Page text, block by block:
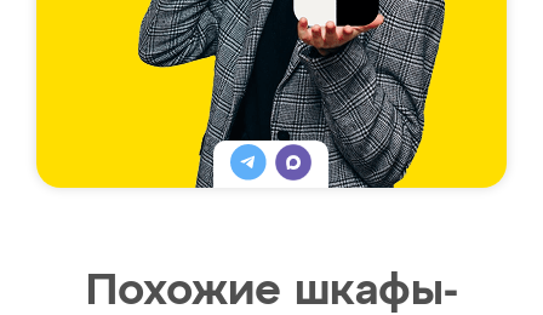
Похожие шкафы-